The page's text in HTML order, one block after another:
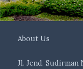
About Us
Jl. Jend. Sudirman